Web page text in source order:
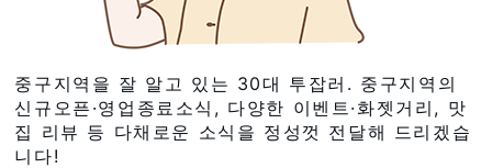
중구지역을 잘 알고 있는 30대 투잡러. 중구지역의
신규오픈·영업종료소식, 다양한 이벤트·화젯거리, 맛
집 리뷰 등 다채로운 소식을 정성껏 전달해 드리겠습
니다!